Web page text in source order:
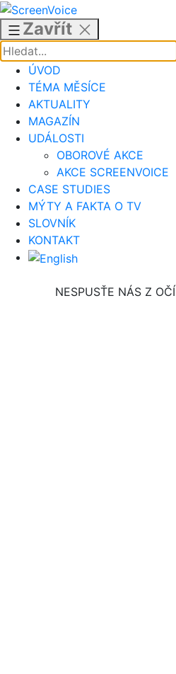
Přejít
obsahu
Zavřít
ÚVOD
TÉMA MĚSÍCE
AKTUALITY
MAGAZÍN
UDÁLOSTI
OBOROVÉ AKCE
AKCE SCREENVOICE
CASE STUDIES
MÝTY A FAKTA O TV
SLOVNÍK
KONTAKT
NESPUSŤE NÁS Z OČÍ